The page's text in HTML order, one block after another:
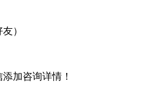
）
加咨询详情！